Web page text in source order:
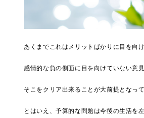
あくまでこれはメリットばかりに目を向
感情的な負の側面に目を向けていない意見
そこをクリア出来ることが大前提となっ
とはいえ、予算的な問題は今後の生活を